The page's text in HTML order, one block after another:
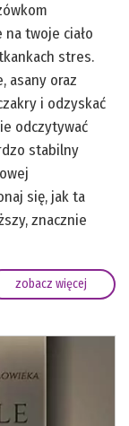
twoje ciało
stres.
asany oraz
i odzyskać
odczytywać
stabilny
się, jak ta
znacznie
zobacz więcej